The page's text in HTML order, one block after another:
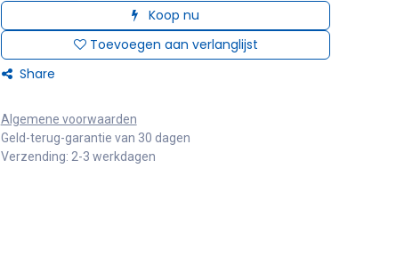
Koop nu
Toevoegen aan verlanglijst
Share
Algemene voorwaarden
Geld-terug-garantie van 30 dagen
Verzending: 2-3 werkdagen